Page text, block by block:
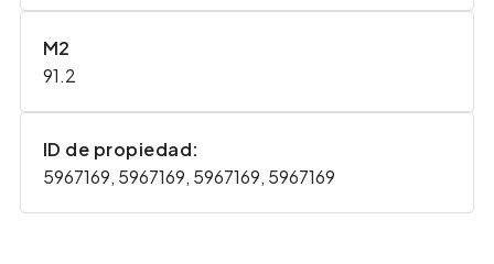
M2
91.2
ID de propiedad:
5967169, 5967169, 5967169, 5967169